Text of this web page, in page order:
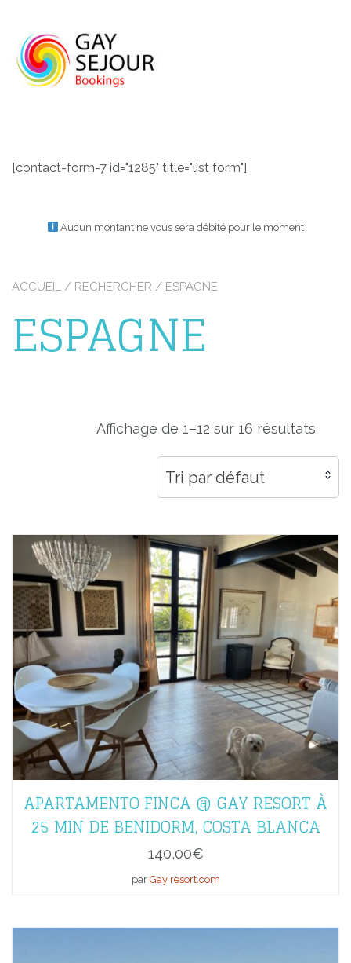
content
ACCUEIL / RECHERCHER / ESPAGNE
ESPAGNE
Affichage de 1–12 sur 16 résultats
Tri par défaut
APARTAMENTO FINCA @ GAY RESORT À
25 MIN DE BENIDORM, COSTA BLANCA
140,00€
par Gay resort.com
[contact-form-7 id="1285" title="list form"]
Aucun montant ne vous sera débité pour le moment